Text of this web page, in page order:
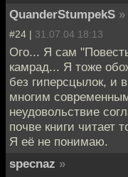
QuanderStumpekS »
#24 | 31.07.04 18:13
Ого... Я сам
камрад... Я тоже
без гиперсцылок, и
многим
неудовольствие
почве книги читает
Я её не понимаю.
specnaz »